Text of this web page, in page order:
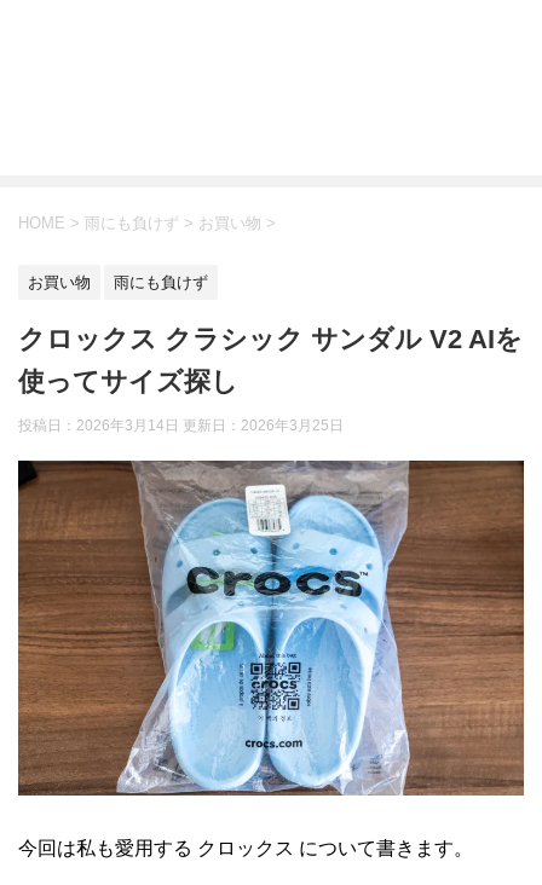
HOME > 雨にも負けず > お買い物 >
お買い物 雨にも負けず
クロックス クラシック サンダル V2 AIを
使ってサイズ探し
投稿日：2026年3月14日 更新日： 2026年3月25日
今回は私も愛用する クロックス について書きます。